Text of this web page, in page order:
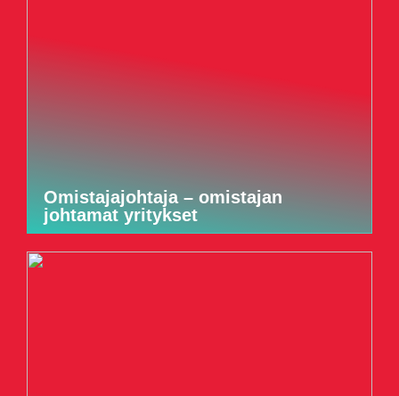
Omistajajohtaja – omistajan
johtamat yritykset